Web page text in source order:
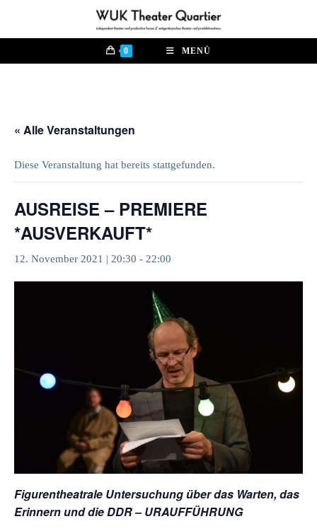
springen
0 MENÜ
« Alle Veranstaltungen
Diese Veranstaltung hat bereits stattgefunden.
AUSREISE – PREMIERE
*AUSVERKAUFT*
12. November 2021 | 20:30 - 22:00
Figurentheatrale Untersuchung über das Warten, das
Erinnern und die DDR – URAUFFÜHRUNG